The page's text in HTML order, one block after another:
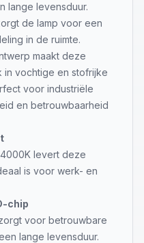
lange levensduur.
de lamp voor een
in de ruimte.
maakt deze
in vochtige en stofrijke
voor industriële
en betrouwbaarheid
levert deze
is voor werk- en
chip
voor betrouwbare
lange levensduur.